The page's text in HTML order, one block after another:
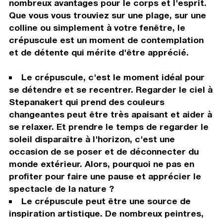
nombreux avantages pour le corps et l'esprit.
Que vous vous trouviez sur une plage, sur une
colline ou simplement à votre fenêtre, le
crépuscule est un moment de contemplation
et de détente qui mérite d'être apprécié.
Le crépuscule, c'est le moment idéal pour
se détendre et se recentrer. Regarder le ciel à
Stepanakert qui prend des couleurs
changeantes peut être très apaisant et aider à
se relaxer. Et prendre le temps de regarder le
soleil disparaître à l'horizon, c'est une
occasion de se poser et de déconnecter du
monde extérieur. Alors, pourquoi ne pas en
profiter pour faire une pause et apprécier le
spectacle de la nature ?
Le crépuscule peut être une source de
inspiration artistique. De nombreux peintres,